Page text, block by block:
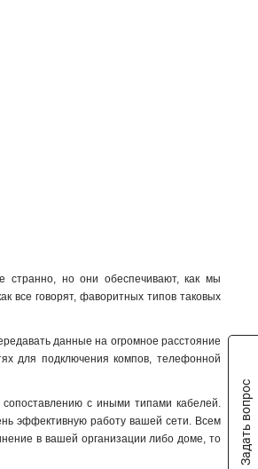
странно, но они обеспечивают, как мы
все говорят, фаворитных типов таковых
данные на огромное расстояние
для подключения компов, телефонной
сопоставлению с иными типами кабелей.
эффективную работу вашей сети. Всем
в вашей организации либо доме, то
Задать вопрос